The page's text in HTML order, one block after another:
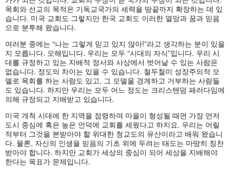
목회와 선교의 목적은 기독교국가의 세력을 땅끝까지 확장하는 데 있
습니다. 미국 교회도 그렇지만 한국 교회도 이러한 열망과 꿈과 믿음
으로 분투해 왔습니다.
여러분 중에는 “나는 그렇게 믿고 있지 않아!”라고 생각하는 분이 있을
지 모릅니다. 오해입니다. 우리는 모두 “시대의 자식”입니다. 우리 시
대를 규정하고 있는 지배적 정서와 사상에서 벗어날 수 있는 사람은
없습니다. 정도의 차이는 있을 수 있습니다. 철두철미 성장주의적 모
델로 목회를 하는 사람도 있고, 그 모델을 경계하고 거부하는 사람들
도 있습니다. 하지만 우리는 모두 어느 정도는 크리스텐덤 패러다임에
의해 규정되고 지배받고 있습니다.
미국 개척 시대에 한 지역을 점령하여 마을이 형성될 때면 가장 먼저
도시 중심에 혹은 높은 언덕에 교회를 세웠다고 하지요. 우리는 어릴
적부터 그것을 본받아야 할 위대한 청교도의 유산이라고 배워 왔습니
다. 물론, 자신의 인생을 믿음의 기초 위에 두려는 태도는 마땅히 칭찬
받아야 합니다. 하지만 교회가 세상의 중심이 되어 세상을 지배해야
한다는 목표가 문제입니다.